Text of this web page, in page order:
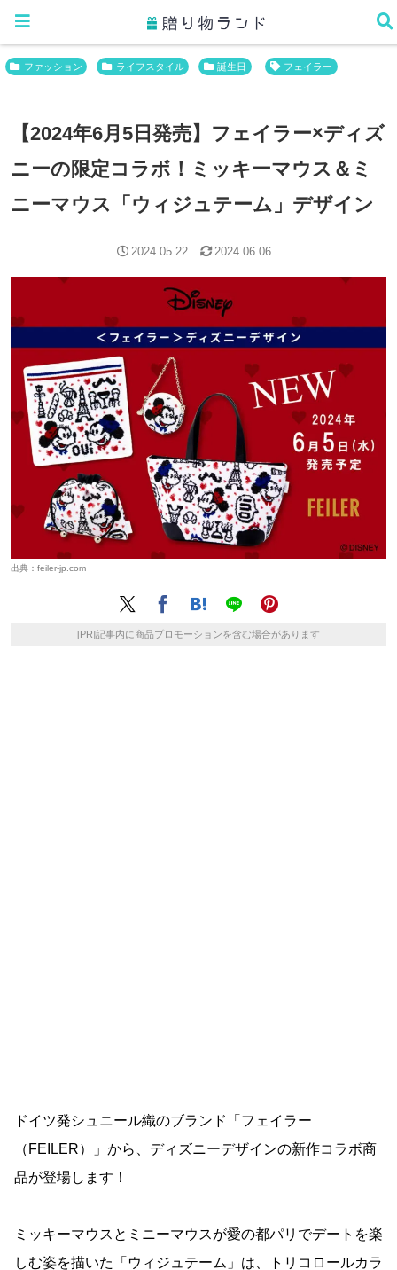
ホーム ファッション
ファッション ライフスタイル 誕生日 フェイラー
【2024年6月5日発売】フェイラー×ディズ
ニーの限定コラボ！ミッキーマウス＆ミ
ニーマウス「ウィジュテーム」デザイン
[PR]記事内に商品プロモーションを含む場合があります
出典： feiler-jp.com
2024.05.22 2024.06.06
ドイツ発シュニール織のブランド「フェイラー
（FEILER）」から、ディズニーデザインの新作コラボ商
品が登場します！
ミッキーマウスとミニーマウスが愛の都パリでデートを楽
しむ姿を描いた「ウィジュテーム」は、トリコロールカラ